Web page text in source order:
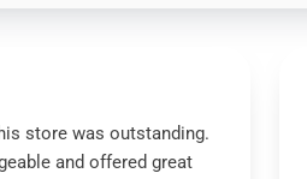
store was outstanding.
and offered great